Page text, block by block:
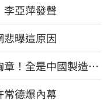
亞萍發聲
悲曝這原因
章！全是中國製造
德爆內幕